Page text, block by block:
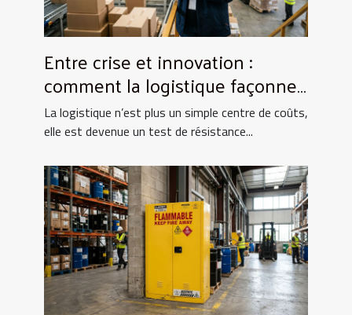
Entre crise et innovation :
comment la logistique façonne-
t-elle la résilience des
entreprises ?
La logistique n’est plus un simple centre de coûts,
elle est devenue un test de résistance...